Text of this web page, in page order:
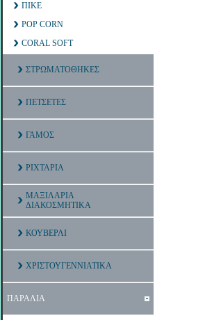
ΠΙΚΕ
POP CORN
CORAL SOFT
ΣΤΡΩΜΑΤΟΘΗΚΕΣ
ΠΕΤΣΕΤΕΣ
ΓΑΜΟΣ
ΡΙΧΤΑΡΙΑ
ΜΑΞΙΛΑΡΙΑ
ΔΙΑΚΟΣΜΗΤΙΚΑ
ΚΟΥΒΕΡΛΙ
ΧΡΙΣΤΟΥΓΕΝΝΙΑΤΙΚΑ
ΠΑΡΑΛΙΑ